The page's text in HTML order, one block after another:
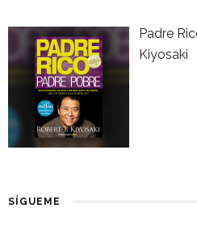
Padre
Kiyosaki
SÍGUEME